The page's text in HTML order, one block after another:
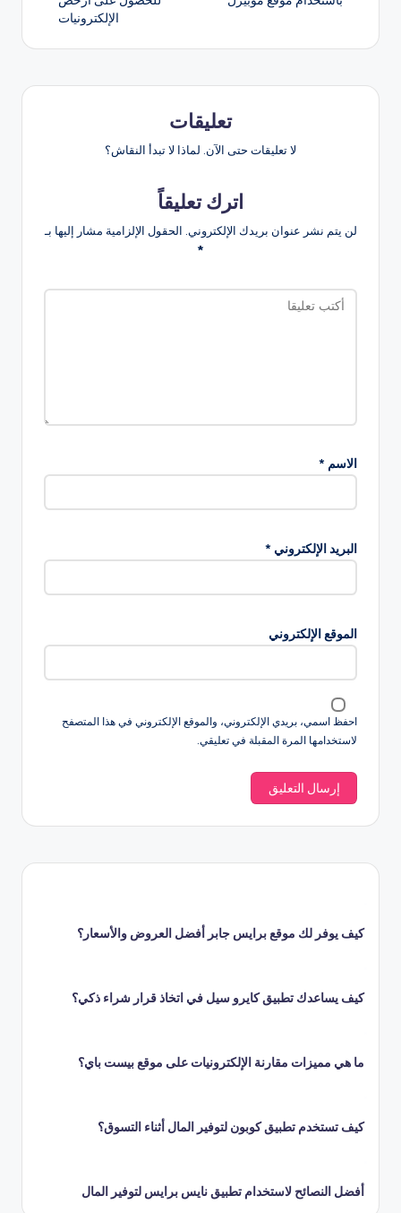
الإلكترونيات
تعليقات
لا تعليقات حتى الآن. لماذا لا تبدأ النقاش؟
اترك تعليقاً
لن يتم نشر عنوان بريدك الإلكتروني. الحقول الإلزامية مشار إليها بـ
*
الاسم *
البريد الإلكتروني *
الموقع الإلكتروني
احفظ اسمي، بريدي الإلكتروني، والموقع الإلكتروني في هذا المتصفح
لاستخدامها المرة المقبلة في تعليقي.
كيف يوفر لك موقع برايس جابر أفضل العروض والأسعار؟
كيف يساعدك تطبيق كايرو سيل في اتخاذ قرار شراء ذكي؟
ما هي مميزات مقارنة الإلكترونيات على موقع بيست باي؟
كيف تستخدم تطبيق كوبون لتوفير المال أثناء التسوق؟
أفضل النصائح لاستخدام تطبيق نايس برايس لتوفير المال